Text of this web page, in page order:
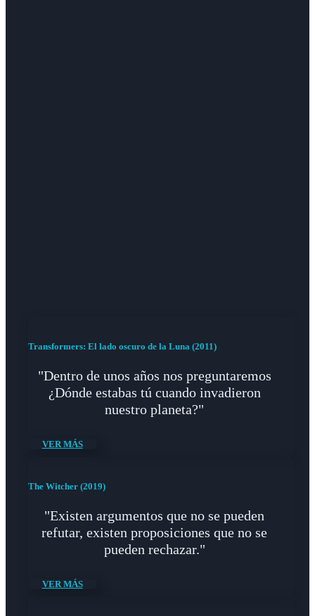
Transformers: El lado oscuro de la Luna (2011)
"Dentro de unos años nos preguntaremos
¿Dónde estabas tú cuando invadieron
nuestro planeta?"
VER MÁS
The Witcher (2019)
"Existen argumentos que no se pueden
refutar, existen proposiciones que no se
pueden rechazar."
VER MÁS